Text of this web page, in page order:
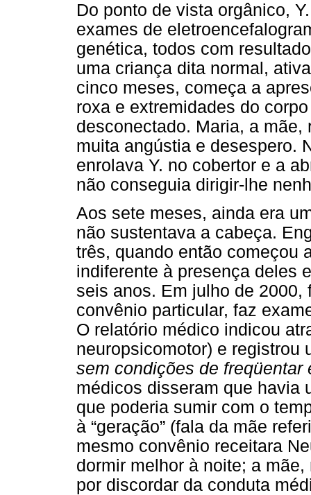
Do ponto de vista orgânico,
exames de
genética, todos com
uma criança dita normal,
cinco meses, começa a
roxa e extremidades do
desconectado. Maria, a
muita angústia e desespero.
enrolava Y. no cobertor e a
não conseguia dirigir-lhe
Aos sete meses, ainda era
não sustentava a cabeça.
três, quando então começou
indiferente à presença deles
seis anos. Em julho de
convênio particular, faz
O relatório médico indicou
neuropsicomotor) e registrou
sem condições de freqüentar
médicos disseram que havia
que poderia sumir com o
à “geração” (fala da mãe
mesmo convênio receitara
dormir melhor à noite; a
por discordar da conduta